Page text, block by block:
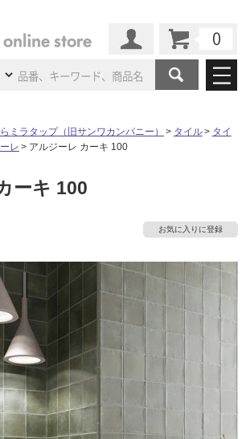
商品カテゴリ
トイレ
エクステリア（外構）
フローリング・床材
インテリア・
ペット用品
パネル・壁材
施工事例
法人案件納入事例
インタビュー
ショールーム
ショールーム
ム 仙台ショールーム
ム 京都 ショールーム
札幌スマート ショールー
ム
ールー
ウェルビーみのお
HDC
BOX
サポート
初めての方へ
お問い合わせ
クレーム公開
水まわり
その他サービス
家
工事会社紹介 Coziコンシ
ェルジュ
り
最高のリノベ会社が
みつ
かる
ミラタップ（旧サンワカンパニー） タイル
タイ
レ アルジーレ カーキ 100
ーキ 100
お気に入りに登録